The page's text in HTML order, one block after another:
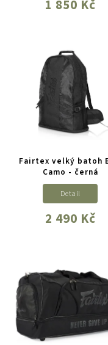
1 850 Kč
Fairtex velký batoh
Camo - černá
2 490 Kč
Detail